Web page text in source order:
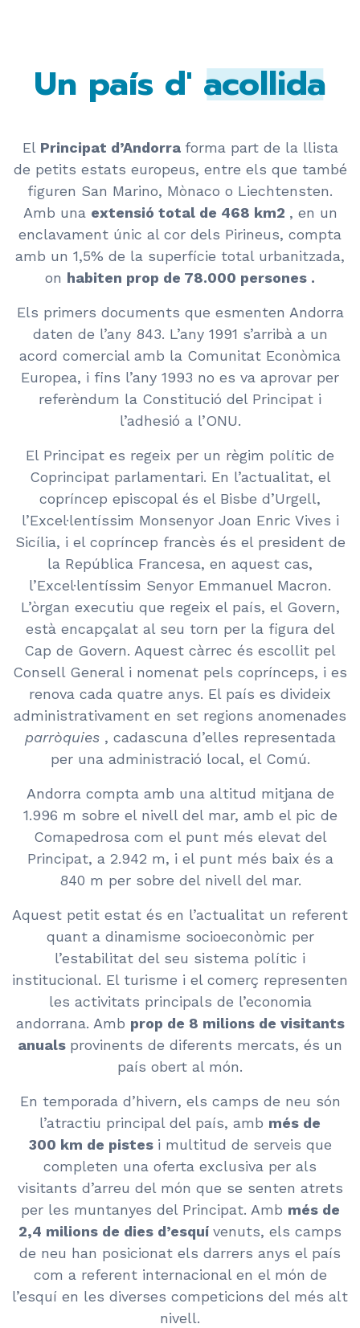
Un país d' acollida
El Principat d’Andorra forma part de la llista
de petits estats europeus, entre els que també
figuren San Marino, Mònaco o Liechtensten.
Amb una extensió total de 468 km2 , en un
enclavament únic al cor dels Pirineus, compta
amb un 1,5% de la superfície total urbanitzada,
on habiten prop de 78.000 persones .
Els primers documents que esmenten Andorra
daten de l’any 843. L’any 1991 s’arribà a un
acord comercial amb la Comunitat Econòmica
Europea, i fins l’any 1993 no es va aprovar per
referèndum la Constitució del Principat i
l’adhesió a l’ONU.
El Principat es regeix per un règim polític de
Coprincipat parlamentari. En l’actualitat, el
copríncep episcopal és el Bisbe d’Urgell,
l’Excel·lentíssim Monsenyor Joan Enric Vives i
Sicília, i el copríncep francès és el president de
la República Francesa, en aquest cas,
l’Excel·lentíssim Senyor Emmanuel Macron.
L’òrgan executiu que regeix el país, el Govern,
està encapçalat al seu torn per la figura del
Cap de Govern. Aquest càrrec és escollit pel
Consell General i nomenat pels coprínceps, i es
renova cada quatre anys. El país es divideix
administrativament en set regions anomenades
parròquies , cadascuna d’elles representada
per una administració local, el Comú.
Andorra compta amb una altitud mitjana de
1.996 m sobre el nivell del mar, amb el pic de
Comapedrosa com el punt més elevat del
Principat, a 2.942 m, i el punt més baix és a
840 m per sobre del nivell del mar.
Aquest petit estat és en l’actualitat un referent
quant a dinamisme socioeconòmic per
l’estabilitat del seu sistema polític i
institucional. El turisme i el comerç representen
les activitats principals de l’economia
andorrana. Amb prop de 8 milions de visitants
anuals provinents de diferents mercats, és un
país obert al món.
En temporada d’hivern, els camps de neu són
l’atractiu principal del país, amb més de
300 km de pistes i multitud de serveis que
completen una oferta exclusiva per als
visitants d’arreu del món que se senten atrets
per les muntanyes del Principat. Amb més de
2,4 milions de dies d’esquí venuts, els camps
de neu han posicionat els darrers anys el país
com a referent internacional en el món de
l’esquí en les diverses competicions del més alt
nivell.